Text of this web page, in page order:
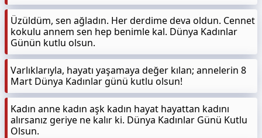
Üzüldüm, sen ağladın. Her derdime deva oldun. Cennet
kokulu annem sen hep benimle kal. Dünya Kadınlar
Günün kutlu olsun.
Varlıklarıyla, hayatı yaşamaya değer kılan; annelerin 8
Mart Dünya Kadınlar günü kutlu olsun!
Kadın anne kadın aşk kadın hayat hayattan kadını
alırsanız geriye ne kalır ki. Dünya Kadınlar Günü Kutlu
Olsun.